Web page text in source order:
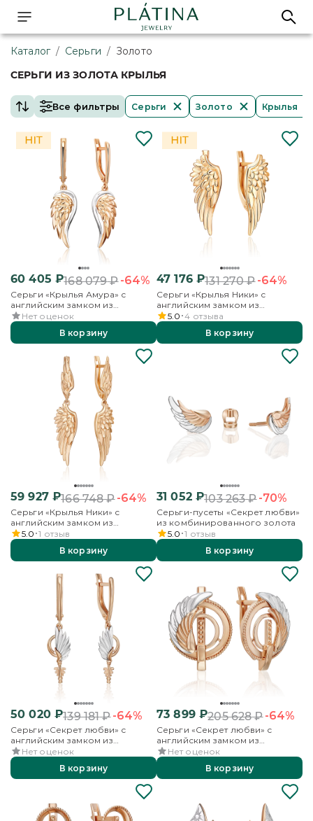
Каталог / Серьги / Золото
СЕРЬГИ ИЗ ЗОЛОТА КРЫЛЬЯ
Все фильтры Серьги Золото Крылья
60 405 ₽168 079₽-64%
Серьги «Крылья Амура» с
английским замком из
красного золота
Нет оценок
В корзину
47 176₽131 270₽-64%
Серьги «Крылья Ники» с
английским замком из
красного золота
5.0 4 отзыва
В корзину
59 927₽166 748₽-64%
Серьги «Крылья Ники» с
английским замком из
красного золота
5.0 1 отзыв
В корзину
31 052₽103 263₽-70%
Серьги-пусеты «Секрет любви»
из комбинированного золота
5.0 1 отзыв
В корзину
50 020₽139 181₽-64%
Серьги «Секрет любви» с
английским замком из
комбинированного золота
Нет оценок
В корзину
73 899₽205 628₽-64%
Серьги «Секрет любви» с
английским замком из
комбинированного золота
Нет оценок
В корзину